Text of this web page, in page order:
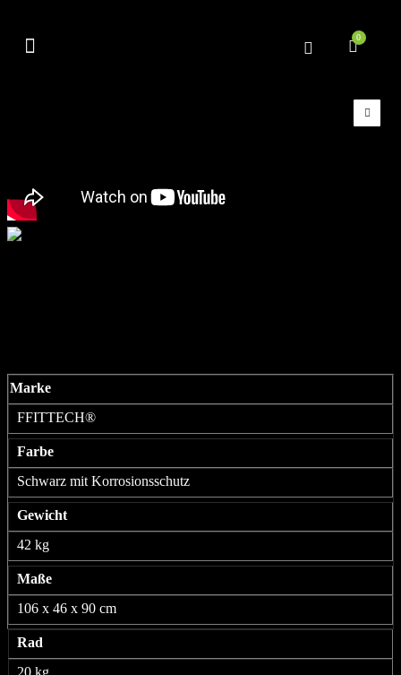
0
Marke
FFITTECH®
Farbe
Schwarz mit Korrosionsschutz
Gewicht
42 kg
Maße
106 x 46 x 90 cm
Rad
20 kg